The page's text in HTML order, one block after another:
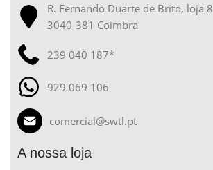
R. Fernando Duarte de Brito, loja 8
3040-381 Coimbra
239 040 187*
929 069 106
comercial@swtl.pt
A nossa loja